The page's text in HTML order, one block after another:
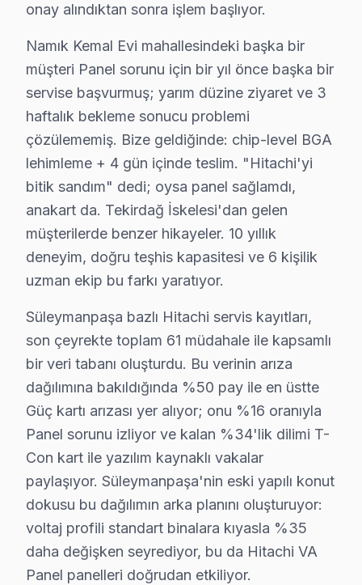
↑ Hitachi Servis Ana Sayfası
↑ Süleymanpaşa TV Servis Merkezi
Süleymanpaşa Yakın İlçelerde Hitachi Servisi
· Çorlu Hitachi
· Çerkezköy Hitachi
· Malkara Hitachi
· Saray Hitachi
· Kapaklı Hitachi
· Marmara Ereğlisi Hitachi
Süleymanpaşa Diğer Marka Servisleri
· Süleymanpaşa Sony
· Süleymanpaşa Philips
· Süleymanpaşa Hi-Level
· Süleymanpaşa iFFALCON
· Süleymanpaşa Samsung
· Süleymanpaşa LG
· Süleymanpaşa Panasonic
· Süleymanpaşa Toshiba
onay alındıktan sonra işlem başlıyor.
Namık Kemal Evi mahallesindeki başka bir
müşteri Panel sorunu için bir yıl önce başka bir
servise başvurmuş; yarım düzine ziyaret ve 3
haftalık bekleme sonucu problemi
çözülememiş. Bize geldiğinde: chip-level BGA
lehimleme + 4 gün içinde teslim. "Hitachi'yi
bitik sandım" dedi; oysa panel sağlamdı,
anakart da. Tekirdağ İskelesi'dan gelen
müşterilerde benzer hikayeler. 10 yıllık
deneyim, doğru teşhis kapasitesi ve 6 kişilik
uzman ekip bu farkı yaratıyor.
Süleymanpaşa bazlı Hitachi servis kayıtları,
son çeyrekte toplam 61 müdahale ile kapsamlı
bir veri tabanı oluşturdu. Bu verinin arıza
dağılımına bakıldığında %50 pay ile en üstte
Güç kartı arızası yer alıyor; onu %16 oranıyla
Panel sorunu izliyor ve kalan %34'lik dilimi T-
Con kart ile yazılım kaynaklı vakalar
paylaşıyor. Süleymanpaşa'nin eski yapılı konut
dokusu bu dağılımın arka planını oluşturuyor:
voltaj profili standart binalara kıyasla %35
daha değişken seyrediyor, bu da Hitachi VA
Panel panelleri doğrudan etkiliyor.